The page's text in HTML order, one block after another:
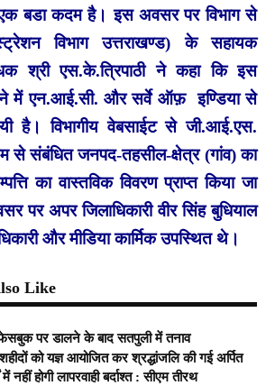
बडा कदम है। इस अवसर पर विभाग से
विभाग उत्तराखण्ड) के सहायक
श्री एस.के.त्रिपाठी ने कहा कि इस
में एन.आई.सी. और सर्वे ऑफ़ इण्डिया से
है। विभागीय वेबसाईट से जी.आई.एस.
से संबंधित जनपद-तहसील-क्षेत्र (गांव) का
का वास्तविक विवरण प्राप्त किया जा
पर अपर जिलाधिकारी वीर सिंह बुधियाल
और मीडिया कार्मिक उपस्थित थे।
Like
पर डालने के बाद सतपुली में तनाव
को यज्ञ आयोजित कर श्रद्धांजलि की गई अर्पित
में नहीं होगी लापरवाही बर्दाश्त : सीएम तीरथ